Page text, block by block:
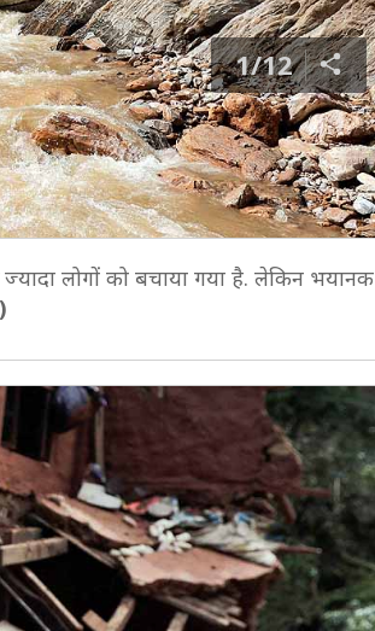
1/12
लोगों को बचाया गया है. लेकिन भयानक